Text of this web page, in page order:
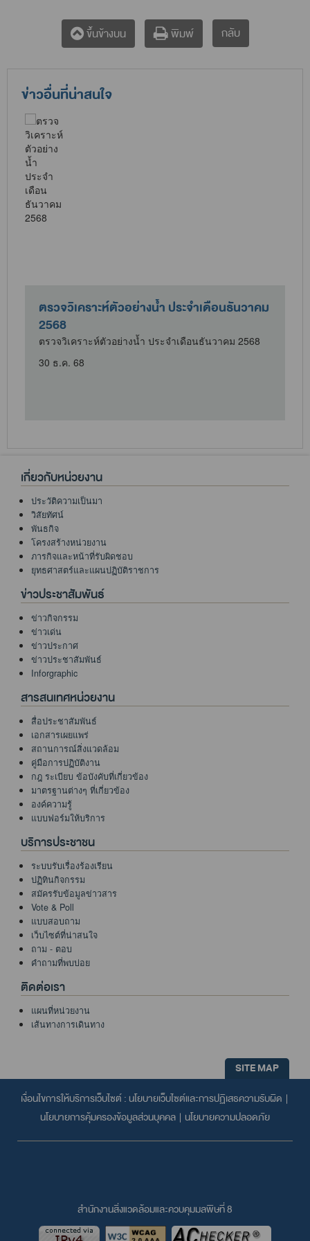
ขึ้นข้างบน พิมพ์ กลับ
ข่าวอื่นที่น่าสนใจ
ตรวจวิเคราะห์ตัวอย่างน้ำ ประจำเดือนธันวาคม
2568
ตรวจวิเคราะห์ตัวอย่างน้ำ ประจำเดือนธันวาคม 2568
30 ธ.ค. 68
เกี่ยวกับหน่วยงาน
ประวัติความเป็นมา
วิสัยทัศน์
พันธกิจ
โครงสร้างหน่วยงาน
ภารกิจและหน้าที่รับผิดชอบ
ยุทธศาสตร์และแผนปฏิบัติราชการ
ข่าวประชาสัมพันธ์
ข่าวกิจกรรม
ข่าวเด่น
ข่าวประกาศ
ข่าวประชาสัมพันธ์
Inforgraphic
สารสนเทศหน่วยงาน
สื่อประชาสัมพันธ์
เอกสารเผยแพร่
สถานการณ์สิ่งแวดล้อม
คู่มือการปฏิบัติงาน
กฎ ระเบียบ ข้อบังคับที่เกี่ยวข้อง
มาตรฐานต่างๆ ที่เกี่ยวข้อง
องค์ความรู้
แบบฟอร์มให้บริการ
บริการประชาชน
ระบบรับเรื่องร้องเรียน
ปฏิทินกิจกรรม
สมัครรับข้อมูลข่าวสาร
Vote & Poll
แบบสอบถาม
เว็บไซต์ที่น่าสนใจ
ถาม - ตอบ
คำถามที่พบบ่อย
ติดต่อเรา
แผนที่หน่วยงาน
เส้นทางการเดินทาง
SITE MAP
เงื่อนไขการให้บริการเว็บไซต์ : นโยบายเว็บไซต์และการปฏิเสธความรับผิด |
นโยบายการคุ้มครองข้อมูลส่วนบุคคล | นโยบายความปลอดภัย
สำนักงานสิ่งแวดล้อมและควบคุมมลพิษที่ 8